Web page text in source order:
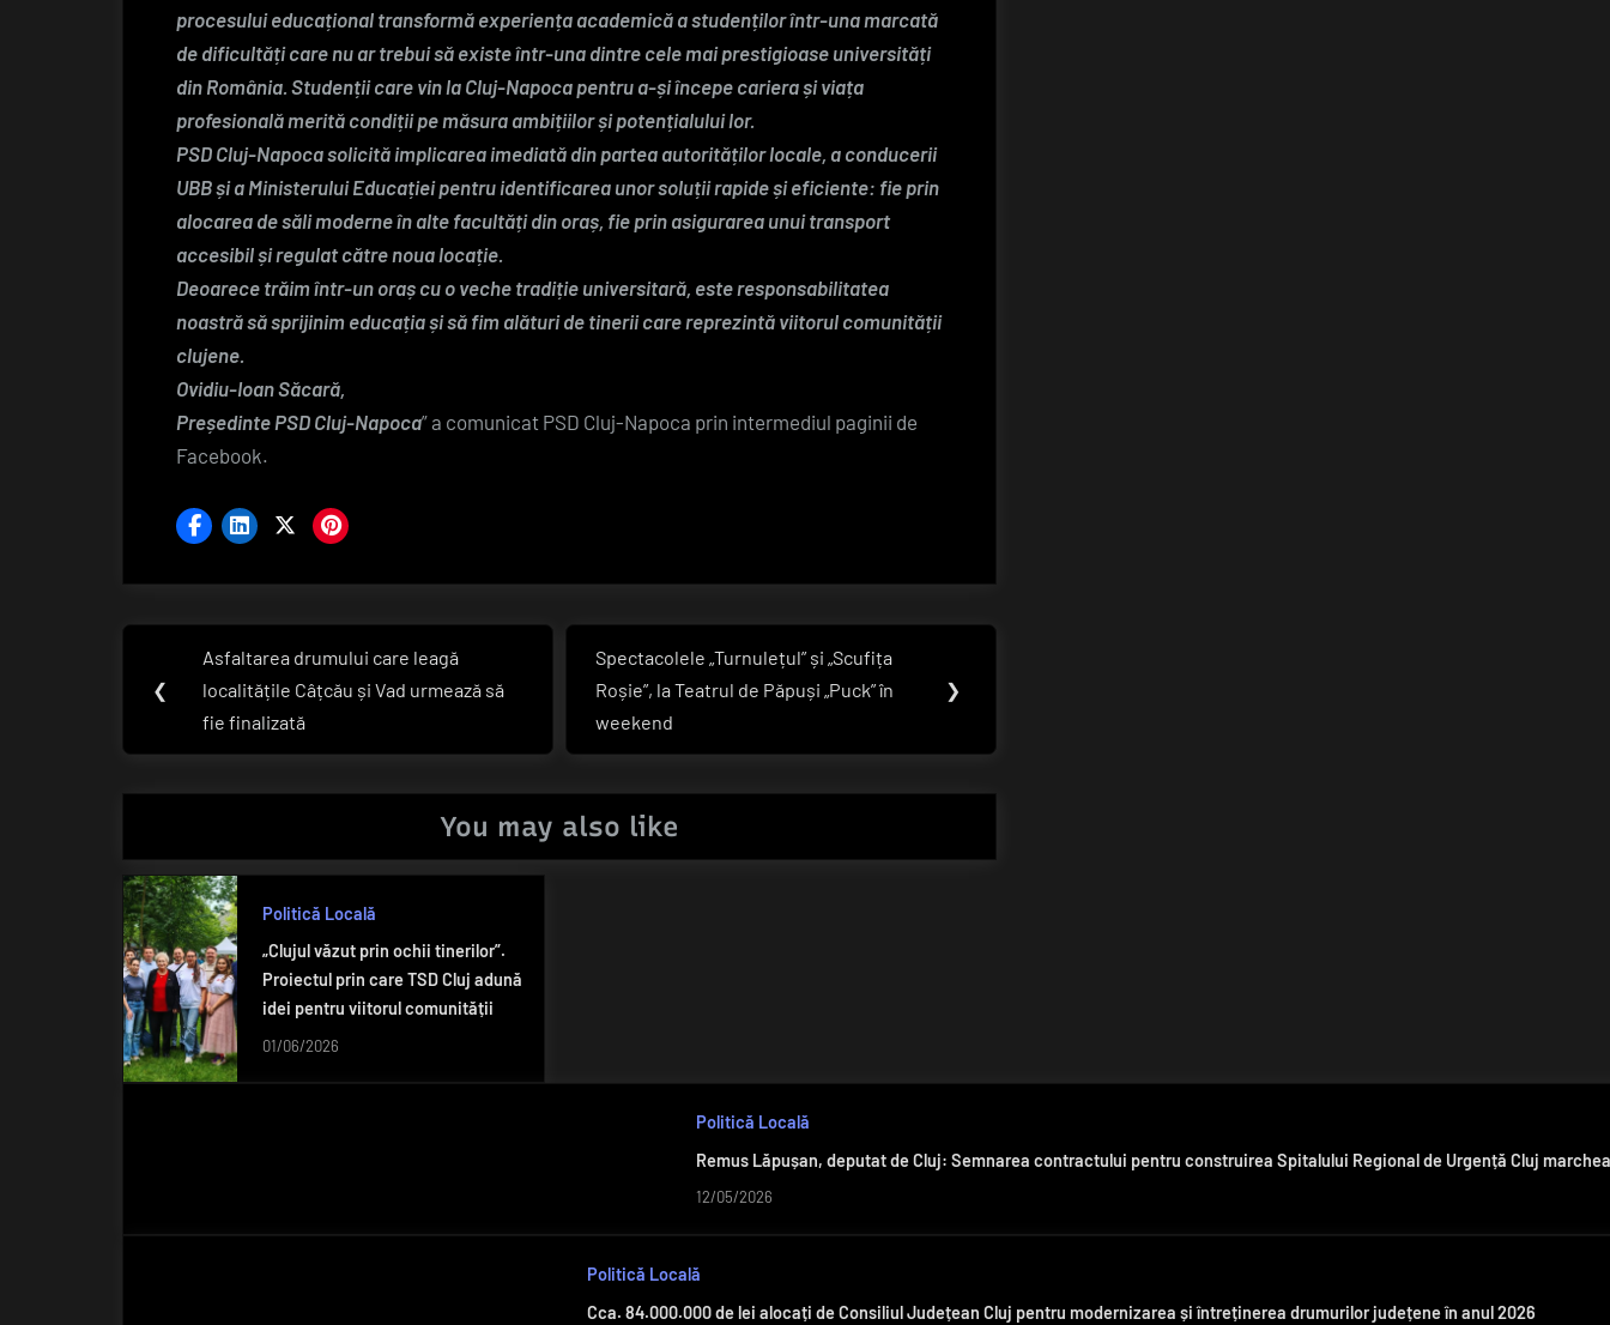
procesului educațional transformă experiența academică a studenților într-una marcată
de dificultăți care nu ar trebui să existe într-una dintre cele mai prestigioase universități
din România. Studenții care vin la Cluj-Napoca pentru a-și începe cariera și viața
profesională merită condiții pe măsura ambițiilor și potențialului lor.
PSD Cluj-Napoca solicită implicarea imediată din partea autorităților locale, a conducerii
UBB și a Ministerului Educației pentru identificarea unor soluții rapide și eficiente: fie prin
alocarea de săli moderne în alte facultăți din oraș, fie prin asigurarea unui transport
accesibil și regulat către noua locație.
Deoarece trăim într-un oraș cu o veche tradiție universitară, este responsabilitatea
noastră să sprijinim educația și să fim alături de tinerii care reprezintă viitorul comunității
clujene.
Ovidiu-Ioan Săcară,
Președinte PSD Cluj-Napoca” a comunicat PSD Cluj-Napoca prin intermediul paginii de
Facebook.
Navigare
în
articole
❮
Previous
Post:
Asfaltarea drumului care leagă
localitățile Câțcău și Vad urmează să
fie finalizată
Next
Post:
Spectacolele „Turnulețul” și „Scufița
Roșie”, la Teatrul de Păpuși „Puck” în
weekend
❯
You may also like
Politică Locală
„Clujul văzut prin ochii tinerilor”.
Proiectul prin care TSD Cluj adună
idei pentru viitorul comunității
01/06/2026
Politică Locală
Remus Lăpușan, deputat de Cluj: Semnarea contractului pentru construirea Spitalului Regional de Urgență Cluj
12/05/2026
Politică Locală
Cca. 84.000.000 de lei alocați de Consiliul Județean Cluj pentru modernizarea și întreținerea drumurilor județene în anul 2026